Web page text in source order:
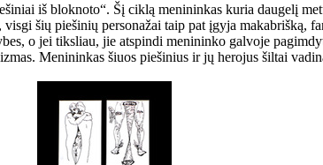
iš bloknoto“. Šį ciklą menininkas kuria daugelį
šių piešinių personažai taip pat įgyja makabrišką,
o jei tiksliau, jie atspindi menininko galvoje
Menininkas šiuos piešinius ir jų herojus šiltai